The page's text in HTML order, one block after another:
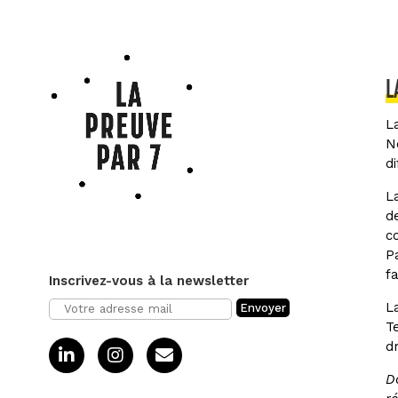
Inscrivez-vous à la newsletter